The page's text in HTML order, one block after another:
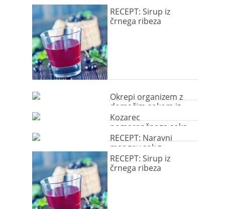
RECEPT: Sirup iz
črnega ribeza
Okrepi organizem z
domačim sokom iz
malin
Kozarec
pomarančnega soka
je najboljši začetek
dneva
RECEPT: Naravni
mangov sok z
ananasom in limeto
RECEPT: Sirup iz
črnega ribeza